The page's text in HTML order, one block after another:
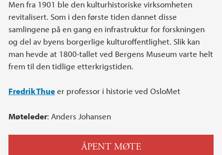
Men fra 1901 ble den kulturhistoriske virksomheten
revitalisert. Som i den første tiden dannet disse
samlingene på en gang en infrastruktur for forskningen
og del av byens borgerlige kulturoffentlighet. Slik kan
man hevde at 1800-tallet ved Bergens Museum varte helt
frem til den tidlige etterkrigstiden.
Fredrik Thueer professor i historie ved OsloMet
Møteleder: Anders Johansen
ÅPENT MØTE